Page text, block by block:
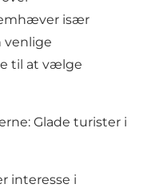
især
venlige
til at vælge
Glade turister i
interesse i